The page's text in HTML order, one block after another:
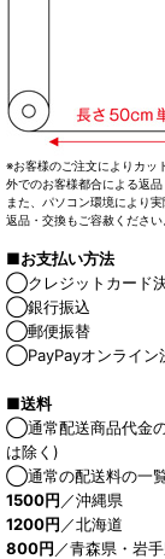
※お客様のご注文によりカッ
外でのお客様都合による返
また、パソコン環境により
返品・交換もご容赦ください
■お支払い方法
◯クレジットカード決
◯銀行振込
◯郵便振替
◯PayPayオンライン
■送料
◯通常配送商品代金
は除く)
◯通常の配送料の一
1500円 ／沖縄県
1200円 ／北海道
800円 ／青森県・岩